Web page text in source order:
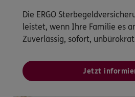
Die ERGO
leistet, wenn Ihre Familie es
Zuverlässig, sofort,
Jetzt